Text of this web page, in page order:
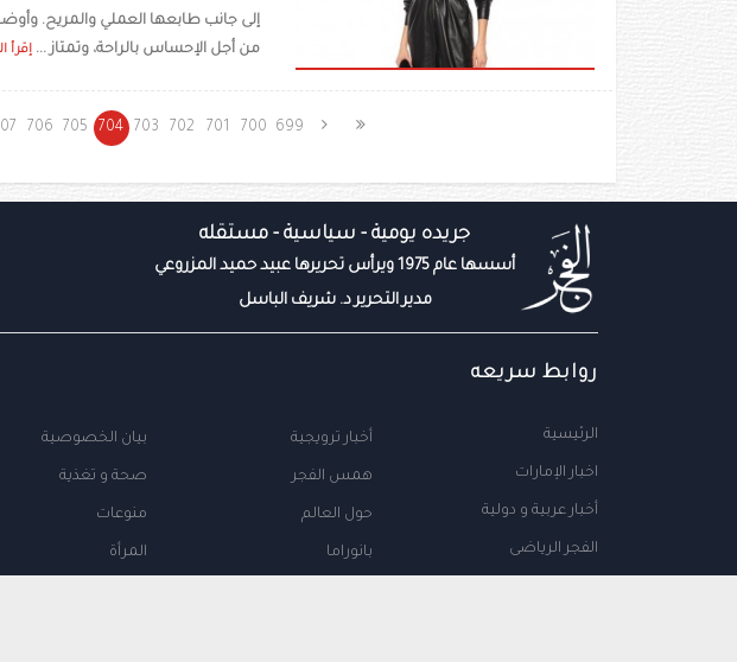
من أجل الإحساس بالراحة، وتمتاز ... إقرأ
699
700
701
702
703
704
705
706
جريده يومية - سياسية - مستقله
أسسها عام 1975 ويرأس تحريرها عبيد حميد المزروعي
مدير التحرير د. شريف الباسل
روابط سريعه
الرئيسية
اخبار الإمارات
أخبار عربية و دولية
الفجر الرياضى
أخبار ترويجية
همس الفجر
حول العالم
بانوراما
بيان الخصوصية
صحة و تغذية
منوعات
المرأة